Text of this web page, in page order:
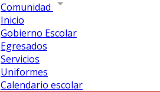
Comunidad
Inicio
Gobierno Escolar
Egresados
Servicios
Uniformes
Calendario escolar